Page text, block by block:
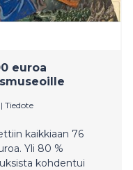
euroa
| Tiedote
kaikkiaan 76
Yli 80 %
kohdentui